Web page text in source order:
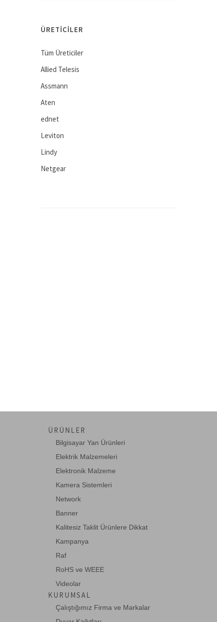
ÜRETICILER
Tüm Üreticiler
Allied Telesis
Assmann
Aten
ednet
Leviton
Lindy
Netgear
ÜRÜNLER
Bilgisayar Yan Ürünleri
Elektrik Malzemeleri
Elektronik Malzeme
Kamera Sistemleri
Network
Banner
Kalitesiz Taklit Ürünlere Dikkat
Kampanya
Raf
RoHS ve WEEE
Videolar
KURUMSAL
Çalıştığımız Firma ve Markalar